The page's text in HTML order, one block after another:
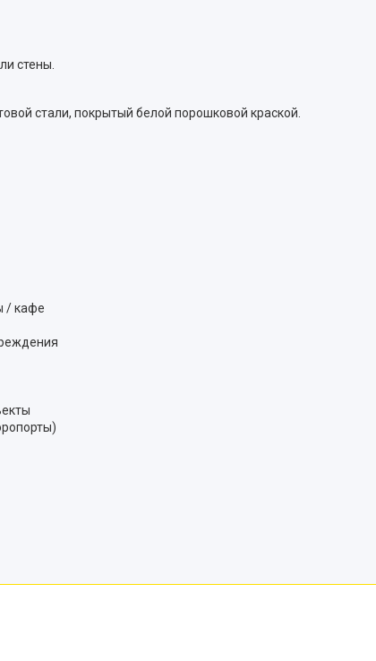
стены.
стали, покрытый белой порошковой краской.
/ кафе